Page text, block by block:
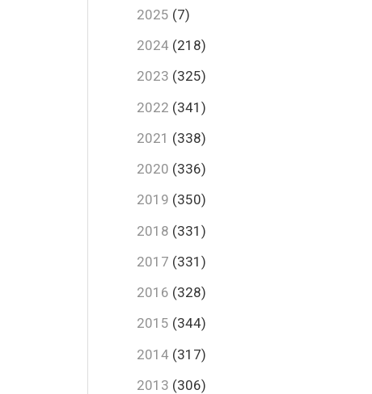
2025 (7)
2024 (218)
2023 (325)
2022 (341)
2021 (338)
2020 (336)
2019 (350)
2018 (331)
2017 (331)
2016 (328)
2015 (344)
2014 (317)
2013 (306)